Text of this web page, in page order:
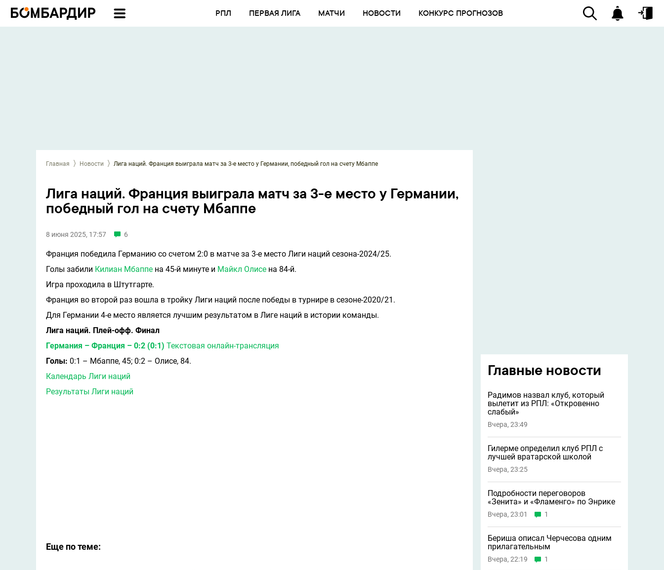
РПЛ ПЕРВАЯ ЛИГА МАТЧИ НОВОСТИ КОНКУРС ПРОГНОЗОВ
Главная Новости Лига наций. Франция выиграла матч за 3-е место у Германии, победный гол на счету Мбаппе
Лига наций. Франция выиграла матч за 3-е место у Германии,
победный гол на счету Мбаппе
8 июня 2025, 17:57 6
Франция победила Германию со счетом 2:0 в матче за 3-е место Лиги наций сезона-2024/25.
Голы забили Килиан Мбаппе на 45-й минуте и Майкл Олисе на 84-й.
Игра проходила в Штутгарте.
Франция во второй раз вошла в тройку Лиги наций после победы в турнире в сезоне-2020/21.
Для Германии 4-е место является лучшим результатом в Лиге наций в истории команды.
Лига наций. Плей-офф. Финал
Германия – Франция – 0:2 (0:1) Текстовая онлайн-трансляция
Голы: 0:1 – Мбаппе, 45; 0:2 – Олисе, 84.
Календарь Лиги наций
Результаты Лиги наций
Еще по теме:
Главные новости
Радимов назвал клуб, который
вылетит из РПЛ: «Откровенно
слабый»
Вчера, 23:49
Гилерме определил клуб РПЛ с
лучшей вратарской школой
Вчера, 23:25
Подробности переговоров
«Зенита» и «Фламенго» по Энрике
Вчера, 23:01 1
Бериша описал Черчесова одним
прилагательным
Вчера, 22:19 1